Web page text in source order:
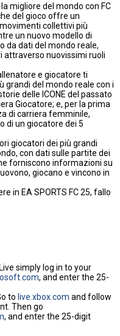
migliore del mondo con FC
del gioco offre un
collettivi più
un nuovo modello di
da dati del mondo reale,
attraverso nuovissimi ruoli
e giocatore ti
grandi del mondo reale con i
delle ICONE del passato
Giocatore; e, per la prima
di carriera femminile,
di un giocatore dei 5
giocatori dei più grandi
con dati sulle partite dei
forniscono informazioni su
giocano e vincono in
in EA SPORTS FC 25, fallo
simply log in to your
, and enter the 25-
to live.xbox.com and follow
Then go
, and enter the 25-digit